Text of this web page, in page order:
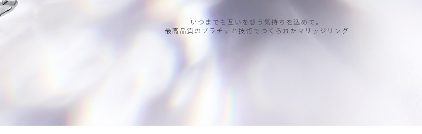
いつまでも互いを想う気持ちを込めて。
最高品質のプラチナと技術でつくられたマリッジリング